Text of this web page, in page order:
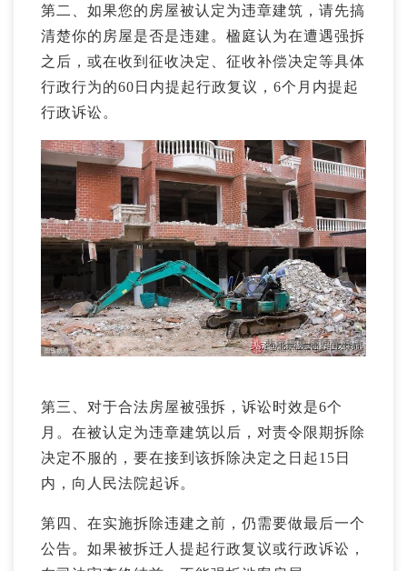
第二、如果您的房屋被认定为违章建筑，请先搞
清楚你的房屋是否是违建。楹庭认为在遭遇强拆
之后，或在收到征收决定、征收补偿决定等具体
行政行为的60日内提起行政复议，6个月内提起
行政诉讼。
第三、对于合法房屋被强拆，诉讼时效是6个
月。在被认定为违章建筑以后，对责令限期拆除
决定不服的，要在接到该拆除决定之日起15日
内，向人民法院起诉。
第四、在实施拆除违建之前，仍需要做最后一个
公告。如果被拆迁人提起行政复议或行政诉讼，